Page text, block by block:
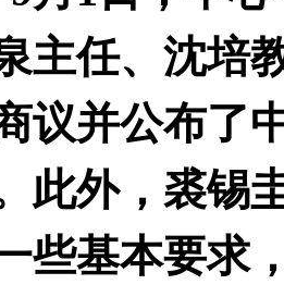
主任、沈培
议并公布了
此外，裘锡
些基本要求